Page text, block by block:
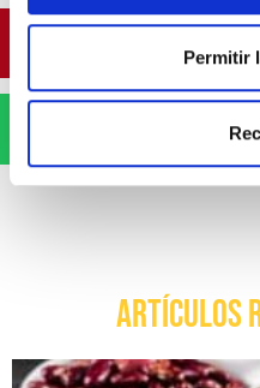
Permitir
ARTÍCULOS